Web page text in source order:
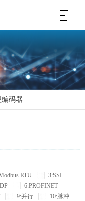
编码器
RTU
3:SSI
6:PROFINET
9:并行
10:脉冲